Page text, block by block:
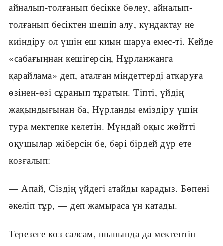
айналып-толғанып бесікке бөлеу, айналып-
толғанып бесіктен шешіп алу, күндактау не
киіндіру ол үшін еш киын шаруа емес-ті. Кейде
«сабағыңнан кешігерсің, Нұрланжанга
қарайлама» деп, аталған міндеттерді аткаруға
өзінен-өзі сұранып тұратын. Тіпті, үйдің
жақындығынан ба, Нүрланды еміздіру үшін
тура мектепке келетін. Мүндай оқыс жөйтті
оқушылар жіберсін бе, бәрі бірдей дүр ете
козғалып:
— Апай, Сіздің үйдегі атайды карадыз. Бөпені
әкеліп тұр, — деп жамыраса үн катады.
Терезеге көз салсам, шынында да мектептін